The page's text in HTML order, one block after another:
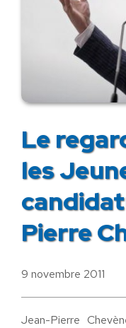
Le
les
Pierre
9 novembre 2011
Jean-Pierre